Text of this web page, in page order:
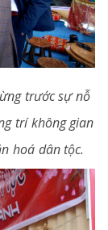
trước sự nỗ
trí không gian
hoá dân tộc.